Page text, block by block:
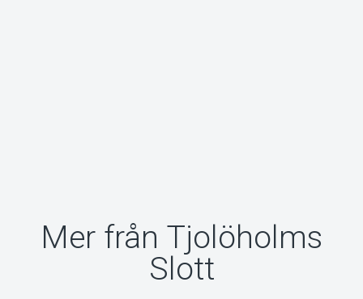
Mer från Tjolöholms
Slott